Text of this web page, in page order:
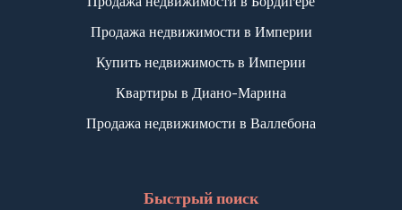
Продажа недвижимости в Империи
Купить недвижимость в Империи
Квартиры в Диано-Марина
Продажа недвижимости в Валлебона
Быстрый поиск